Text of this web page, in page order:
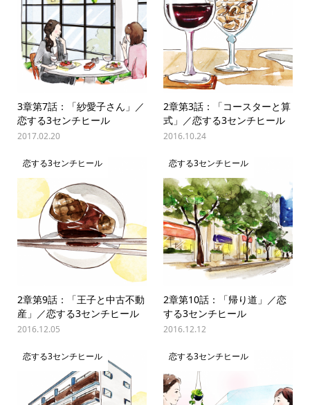
3章第7話：「紗愛子さん」／
恋する3センチヒール
2017.02.20
2章第3話：「コースターと算
式」／恋する3センチヒール
2016.10.24
恋する3センチヒール
2章第9話：「王子と中古不動
産」／恋する3センチヒール
2016.12.05
恋する3センチヒール
2章第10話：「帰り道」／恋
する3センチヒール
2016.12.12
恋する3センチヒール 恋する3センチヒール